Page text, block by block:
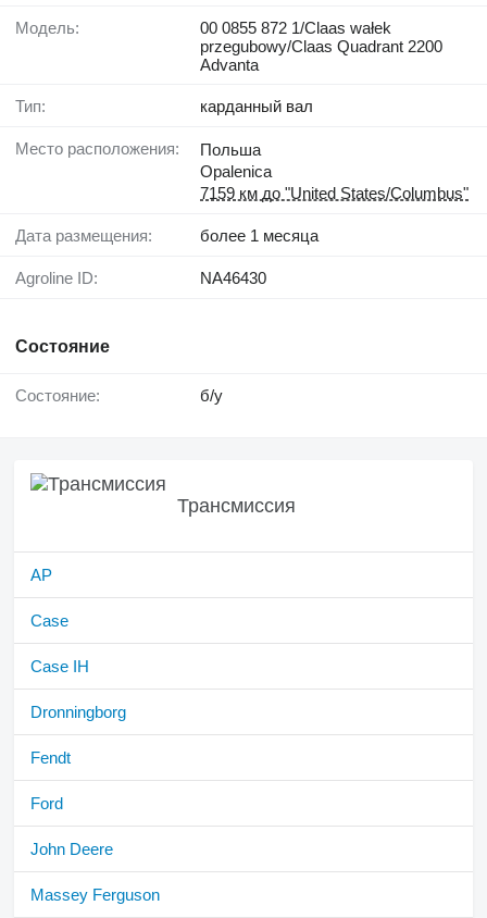
Модель:
00 0855 872 1/Claas wałek
przegubowy/Claas Quadrant 2200
Advanta
Тип: карданный вал
Место расположения:
Польша
Opalenica
7159 км до "United States/Columbus"
Дата размещения: более 1 месяца
Agroline ID: NA46430
Состояние
Состояние: б/у
Трансмиссия
AP
Case
Case IH
Dronningborg
Fendt
Ford
John Deere
Massey Ferguson